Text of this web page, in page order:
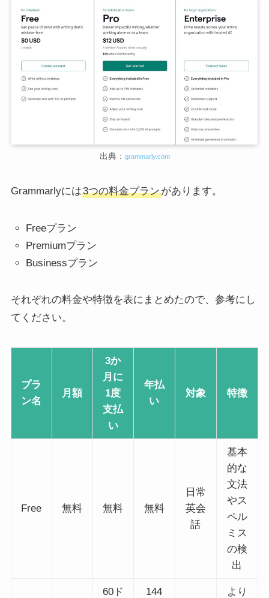
出典： grammarly.com
Grammarlyには3つの料金プランがあります。
Freeプラン
Premiumプラン
Businessプラン
それぞれの料金や特徴を表にまとめたので、参考にし
てください。
プラ
ン名
月額
3か
月に
1度
支払
い
年払
い
対象 特徴
Free 無料 無料 無料
日常
英会
話
基本
的な
文法
やス
ペル
ミス
の検
出
60ド
144
より